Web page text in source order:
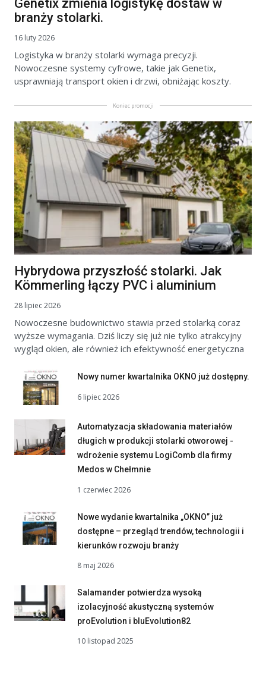
Genetix zmienia logistykę dostaw w
branży stolarki.
16 luty 2026
Logistyka w branży stolarki wymaga precyzji.
Nowoczesne systemy cyfrowe, takie jak Genetix,
usprawniają transport okien i drzwi, obniżając koszty.
Koniec promocji
Hybrydowa przyszłość stolarki. Jak
Kömmerling łączy PVC i aluminium
28 lipiec 2026
Nowoczesne budownictwo stawia przed stolarką coraz
wyższe wymagania. Dziś liczy się już nie tylko atrakcyjny
wygląd okien, ale również ich efektywność energetyczna
Nowy numer kwartalnika OKNO już dostępny.
6 lipiec 2026
Automatyzacja składowania materiałów
długich w produkcji stolarki otworowej -
wdrożenie systemu LogiComb dla firmy
Medos w Chełmnie
1 czerwiec 2026
Nowe wydanie kwartalnika „OKNO” już
dostępne – przegląd trendów, technologii i
kierunków rozwoju branży
8 maj 2026
Salamander potwierdza wysoką
izolacyjność akustyczną systemów
proEvolution i bluEvolution82
10 listopad 2025